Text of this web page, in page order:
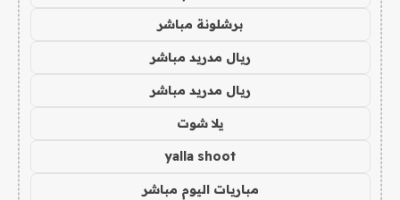
برشلونة مباشر
ريال مدريد مباشر
ريال مدريد مباشر
يلا شوت
yalla shoot
مباريات اليوم مباشر